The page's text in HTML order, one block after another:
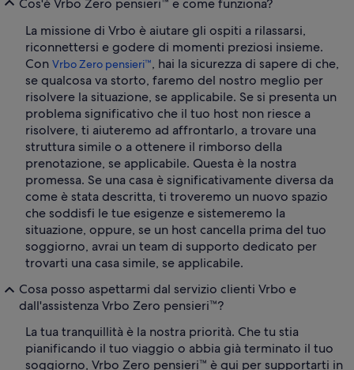
Cos'è Vrbo Zero pensieri™ e come funziona?
La missione di Vrbo è aiutare gli ospiti a rilassarsi,
riconnettersi e godere di momenti preziosi insieme.
Con Vrbo Zero pensieri™, hai la sicurezza di sapere di che,
se qualcosa va storto, faremo del nostro meglio per
risolvere la situazione, se applicabile. Se si presenta un
problema significativo che il tuo host non riesce a
risolvere, ti aiuteremo ad affrontarlo, a trovare una
struttura simile o a ottenere il rimborso della
prenotazione, se applicabile. Questa è la nostra
promessa. Se una casa è significativamente diversa da
come è stata descritta, ti troveremo un nuovo spazio
che soddisfi le tue esigenze e sistemeremo la
situazione, oppure, se un host cancella prima del tuo
soggiorno, avrai un team di supporto dedicato per
trovarti una casa simile, se applicabile.
Cosa posso aspettarmi dal servizio clienti Vrbo e
dall'assistenza Vrbo Zero pensieri™?
La tua tranquillità è la nostra priorità. Che tu stia
pianificando il tuo viaggio o abbia già terminato il tuo
soggiorno, Vrbo Zero pensieri™ è qui per supportarti in